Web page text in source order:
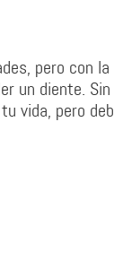
pero con
un diente.
vida, pero